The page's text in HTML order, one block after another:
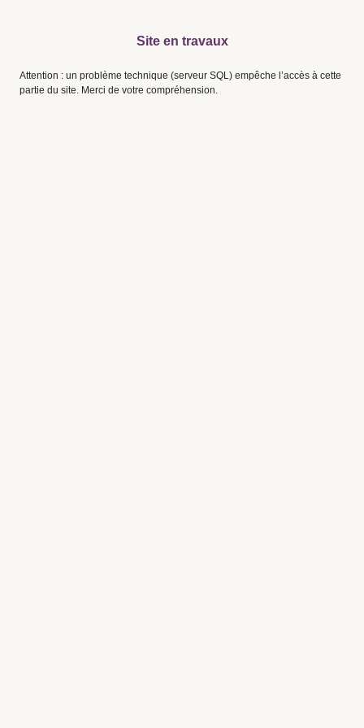
Site en travaux
Attention : un problème technique (serveur SQL) empêche l’accès à cette
partie du site. Merci de votre compréhension.